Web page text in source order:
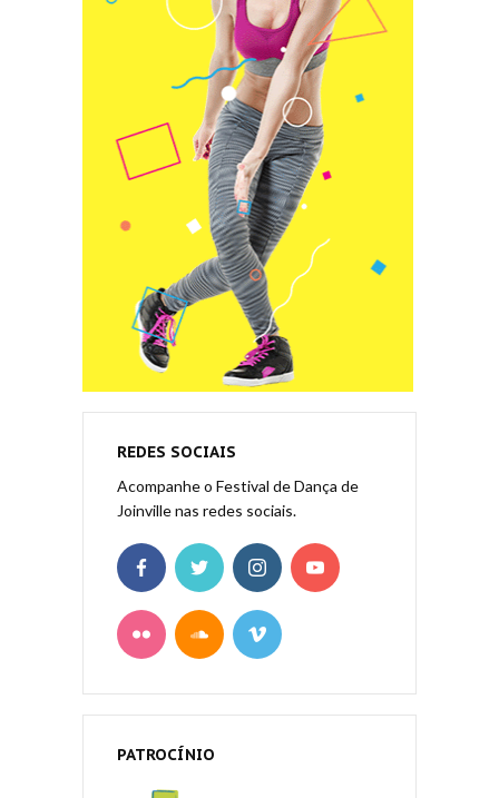
REDES SOCIAIS
Acompanhe o Festival de Dança de
Joinville nas redes sociais.
PATROCÍNIO